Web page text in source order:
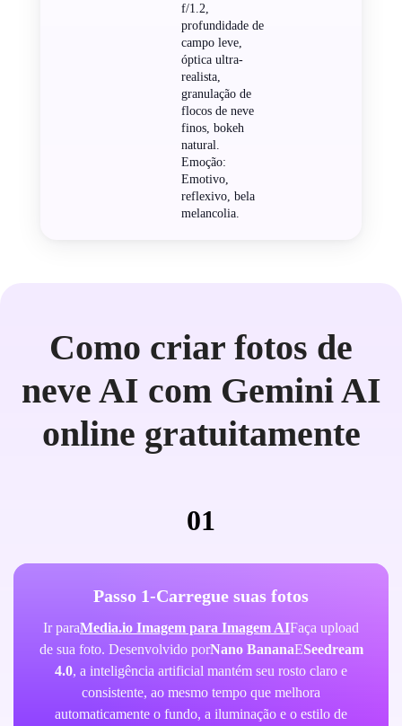
f/1.2,
profundidade de
campo leve,
óptica ultra-
realista,
granulação de
flocos de neve
finos, bokeh
natural.
Emoção:
Emotivo,
reflexivo, bela
melancolia.
Como criar fotos de
neve AI com Gemini AI
online gratuitamente
01
Passo 1-Carregue suas fotos
Ir paraMedia.io Imagem para Imagem AIFaça upload
de sua foto. Desenvolvido porNano BananaESeedream
4.0, a inteligência artificial mantém seu rosto claro e
consistente, ao mesmo tempo que melhora
automaticamente o fundo, a iluminação e o estilo de